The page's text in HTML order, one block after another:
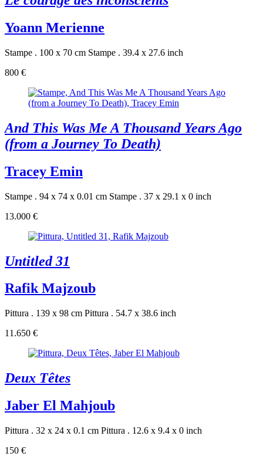
Yoann Merienne
Stampe . 100 x 70 cm Stampe . 39.4 x 27.6 inch
800 €
And This Was Me A Thousand Years Ago
(from a Journey To Death)
Tracey Emin
Stampe . 94 x 74 x 0.01 cm Stampe . 37 x 29.1 x 0 inch
13.000 €
Untitled 31
Rafik Majzoub
Pittura . 139 x 98 cm Pittura . 54.7 x 38.6 inch
11.650 €
Deux Têtes
Jaber El Mahjoub
Pittura . 32 x 24 x 0.1 cm Pittura . 12.6 x 9.4 x 0 inch
150 €